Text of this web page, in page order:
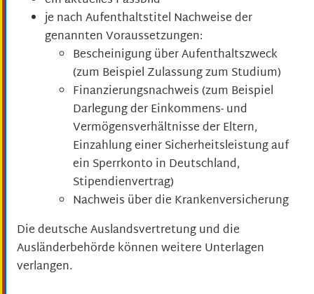
je nach Aufenthaltstitel Nachweise der
genannten Voraussetzungen:
Bescheinigung über Aufenthaltszweck
(zum Beispiel Zulassung zum Studium)
Finanzierungsnachweis (zum Beispiel
Darlegung der Einkommens- und
Vermögensverhältnisse der Eltern,
Einzahlung einer Sicherheitsleistung auf
ein Sperrkonto in Deutschland,
Stipendienvertrag)
Nachweis über die Krankenversicherung
Die deutsche Auslandsvertretung und die
Ausländerbehörde können weitere Unterlagen
verlangen.